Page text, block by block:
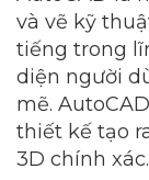
và vẽ kỹ
tiếng trong
diện người
mẽ.
thiết kế tạo
3D chính xác.